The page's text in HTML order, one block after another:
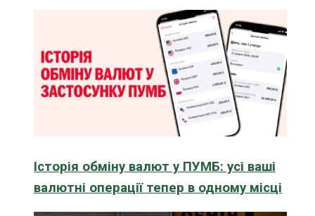
Історія обміну валют у ПУМБ: усі ваші
валютні операції тепер в одному місці